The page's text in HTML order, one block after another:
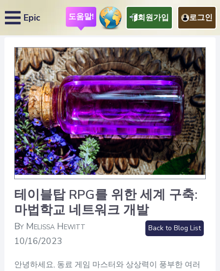
Epic 도움말! 회원가입 로그인
테이블탑 RPG를 위한 세계 구축:
마법학교 네트워크 개발
By Melissa Hewitt
10/16/2023
Back to Blog List
안녕하세요, 동료 게임 마스터와 상상력이 풍부한 여러